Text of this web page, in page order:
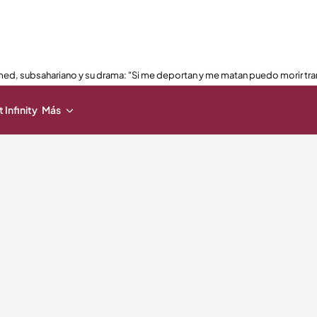
subsahariano y su drama: "Si me deportan y me matan puedo morir
Infinity Más